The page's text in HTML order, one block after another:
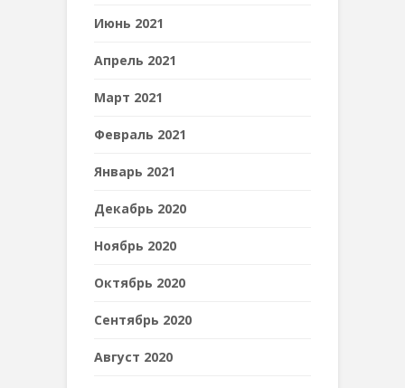
Июнь 2021
Апрель 2021
Март 2021
Февраль 2021
Январь 2021
Декабрь 2020
Ноябрь 2020
Октябрь 2020
Сентябрь 2020
Август 2020